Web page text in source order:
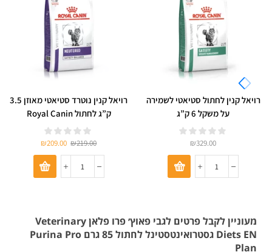
רויאל קנין לחתול סטיאטי לשמירה
על משקל 6 ק”ג
₪329.00
רויאל קנין נוטרד סטיאטי מאוזן 3.5
ק”ג לחתול Royal Canin
Neutered Satiety Balance
₪219.00
₪209.00
מעוניין לקבל פרטים לגבי פאוץ׳ פרו פלאן Veterinary
Diets EN גסטרואינטסטינל לחתול 85 גרם Purina Pro
Plan